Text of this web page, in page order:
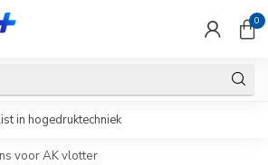
0
in hogedruktechniek
voor AK vlotter